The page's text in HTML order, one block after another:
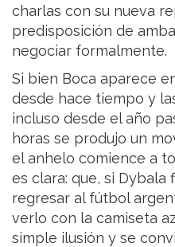
charlas con su nueva
predisposición de
negociar formalmente.
Si bien Boca aparece
desde hace tiempo y
incluso desde el año
horas se produjo un
el anhelo comience a
es clara: que, si Dybala
regresar al fútbol
verlo con la camiseta
simple ilusión y se